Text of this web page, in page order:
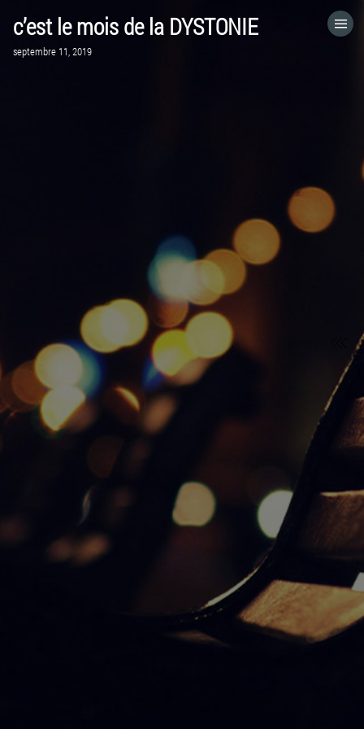
c’est le mois de la DYSTONIE
septembre 11, 2019
ACCUEIL